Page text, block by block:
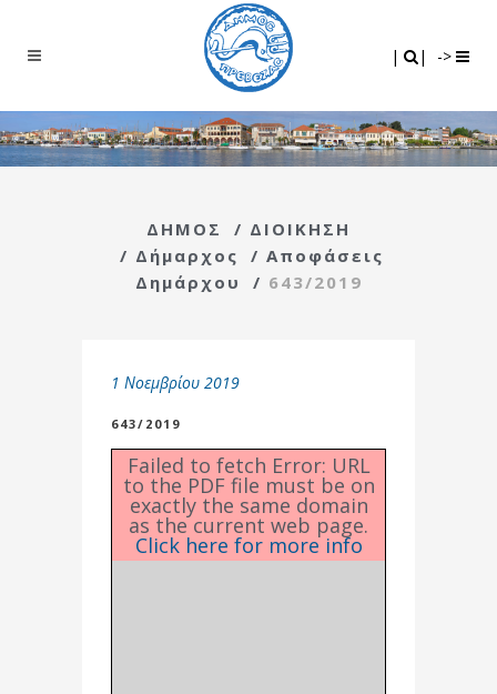
| | ->
ΔΗΜΟΣ / ΔΙΟΙΚΗΣΗ
/ Δήμαρχος / Αποφάσεις
Δημάρχου
/ 643/2019
1 Νοεμβρίου 2019
643/2019
Failed to fetch Error: URL
to the PDF file must be on
exactly the same domain
as the current web page.
Click here for more info